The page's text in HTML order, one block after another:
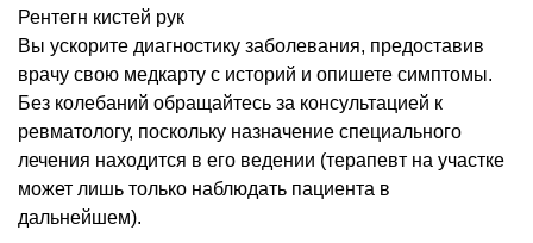
Рентегн кистей рук
Вы ускорите диагностику заболевания, предоставив
врачу свою медкарту с историй и опишете симптомы.
Без колебаний обращайтесь за консультацией к
ревматологу, поскольку назначение специального
лечения находится в его ведении (терапевт на участке
может лишь только наблюдать пациента в
дальнейшем).